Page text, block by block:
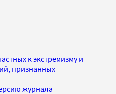
к экстремизму и
признанных
журнала